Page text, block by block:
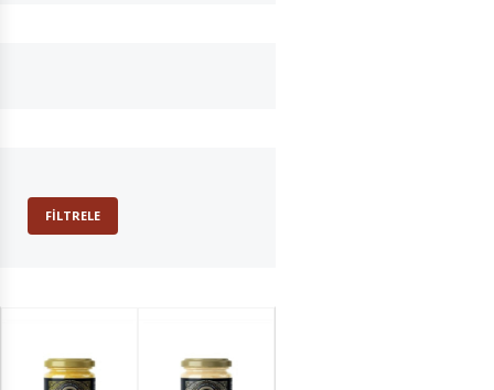
FILTRELE